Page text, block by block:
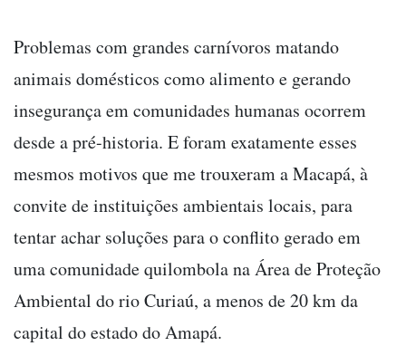
Problemas com grandes carnívoros matando
animais domésticos como alimento e gerando
insegurança em comunidades humanas ocorrem
desde a pré-historia. E foram exatamente esses
mesmos motivos que me trouxeram a Macapá, à
convite de instituições ambientais locais, para
tentar achar soluções para o conflito gerado em
uma comunidade quilombola na Área de Proteção
Ambiental do rio Curiaú, a menos de 20 km da
capital do estado do Amapá.